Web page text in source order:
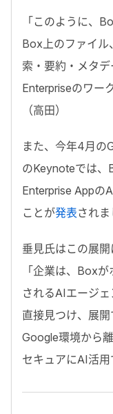
「このように、
Box上のファイル
索・要約・メタ
Enterpriseのワー
（高田）
また、今年4月の
のKeynoteでは、
Enterprise Appの
ことが発表されま
垂見氏はこの展開
「企業は、Boxが
されるAIエージ
直接見つけ、展
Google環境から
セキュアにAI活用